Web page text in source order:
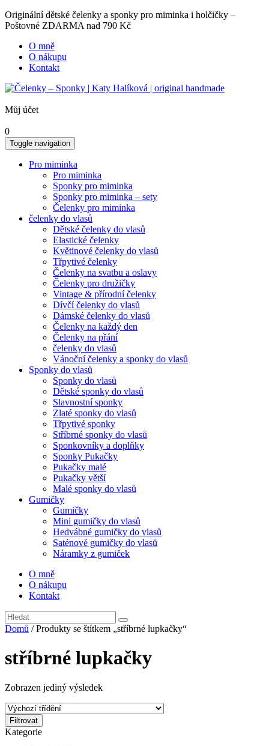
Originální dětské čelenky a sponky pro miminka i holčičky –
Poštovné ZDARMA nad 790 Kč
O mně
O nákupu
Kontakt
Můj účet
0
Toggle navigation
Pro miminka
Pro miminka
Sponky pro miminka
Sponky pro miminka – sety
Čelenky pro miminka
čelenky do vlasů
Dětské čelenky do vlasů
Elastické čelenky
Květinové čelenky do vlasů
Třpytivé čelenky
Čelenky na svatbu a oslavy
Čelenky pro družičky
Vintage & přírodní čelenky
Dívčí čelenky do vlasů
Dámské čelenky do vlasů
Čelenky na každý den
Čelenky na přání
čelenky do vlasů
Vánoční čelenky a sponky do vlasů
Sponky do vlasů
Sponky do vlasů
Dětské sponky do vlasů
Slavnostní sponky
Zlaté sponky do vlasů
Třpytivé sponky
Stříbrné sponky do vlasů
Sponkovníky a doplňky
Sponky Pukačky
Pukačky malé
Pukačky větší
Malé sponky do vlasů
Gumičky
Gumičky
Mini gumičky do vlasů
Hedvábné gumičky do vlasů
Saténové gumičky do vlasů
Náramky z gumiček
O mně
O nákupu
Kontakt
Domů / Produkty se štítkem „stříbrné lupkačky“
stříbrné lupkačky
Zobrazen jediný výsledek
Filtrovat
Kategorie